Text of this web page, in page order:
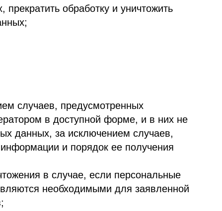
если персональные
для заявленной
порядке неправомерные
данных без